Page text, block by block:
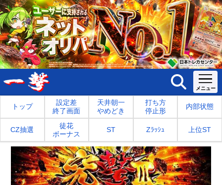
トップ
設定差
終了画面
天井朝一
やめどき
打ち方
停止形
内部状態
CZ抽選
徒花
ボーナス
ST Zﾗｯｼｭ 上位ST